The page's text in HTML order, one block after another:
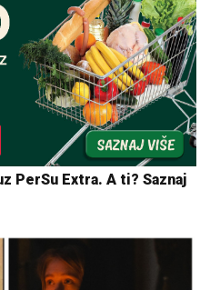
PerSu Extra. A ti? Saznaj